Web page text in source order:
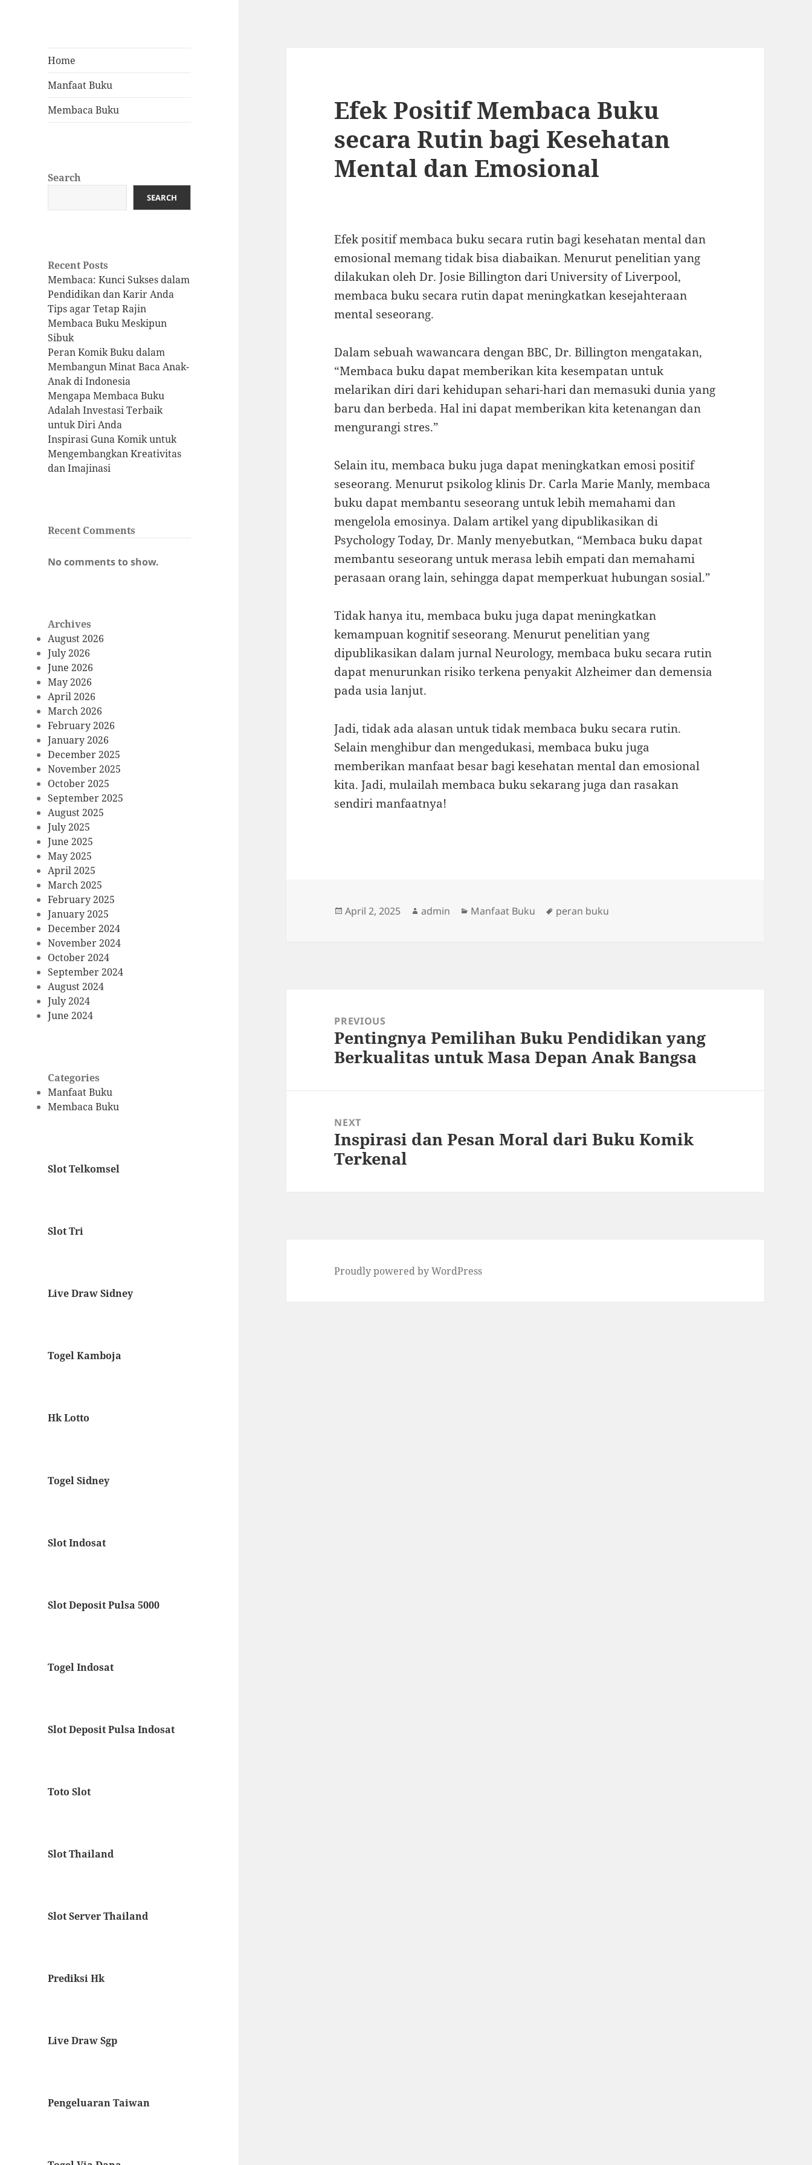
Home
Manfaat Buku
Membaca Buku
Search
SEARCH
Recent Posts
Membaca: Kunci Sukses dalam
Pendidikan dan Karir Anda
Tips agar Tetap Rajin
Membaca Buku Meskipun
Sibuk
Peran Komik Buku dalam
Membangun Minat Baca Anak-
Anak di Indonesia
Mengapa Membaca Buku
Adalah Investasi Terbaik
untuk Diri Anda
Inspirasi Guna Komik untuk
Mengembangkan Kreativitas
dan Imajinasi
Recent Comments
No comments to show.
Archives
August 2026
July 2026
June 2026
May 2026
April 2026
March 2026
February 2026
January 2026
December 2025
November 2025
October 2025
September 2025
August 2025
July 2025
June 2025
May 2025
April 2025
March 2025
February 2025
January 2025
December 2024
November 2024
October 2024
September 2024
August 2024
July 2024
June 2024
Categories
Manfaat Buku
Membaca Buku
Slot Telkomsel
Slot Tri
Live Draw Sidney
Togel Kamboja
Hk Lotto
Togel Sidney
Slot Indosat
Slot Deposit Pulsa 5000
Togel Indosat
Slot Deposit Pulsa Indosat
Toto Slot
Slot Thailand
Slot Server Thailand
Prediksi Hk
Live Draw Sgp
Pengeluaran Taiwan
Efek Positif Membaca Buku
secara Rutin bagi Kesehatan
Mental dan Emosional
Efek positif membaca buku secara rutin bagi kesehatan mental dan
emosional memang tidak bisa diabaikan. Menurut penelitian yang
dilakukan oleh Dr. Josie Billington dari University of Liverpool,
membaca buku secara rutin dapat meningkatkan kesejahteraan
mental seseorang.
Dalam sebuah wawancara dengan BBC, Dr. Billington mengatakan,
“Membaca buku dapat memberikan kita kesempatan untuk
melarikan diri dari kehidupan sehari-hari dan memasuki dunia yang
baru dan berbeda. Hal ini dapat memberikan kita ketenangan dan
mengurangi stres.”
Selain itu, membaca buku juga dapat meningkatkan emosi positif
seseorang. Menurut psikolog klinis Dr. Carla Marie Manly, membaca
buku dapat membantu seseorang untuk lebih memahami dan
mengelola emosinya. Dalam artikel yang dipublikasikan di
Psychology Today, Dr. Manly menyebutkan, “Membaca buku dapat
membantu seseorang untuk merasa lebih empati dan memahami
perasaan orang lain, sehingga dapat memperkuat hubungan sosial.”
Tidak hanya itu, membaca buku juga dapat meningkatkan
kemampuan kognitif seseorang. Menurut penelitian yang
dipublikasikan dalam jurnal Neurology, membaca buku secara rutin
dapat menurunkan risiko terkena penyakit Alzheimer dan demensia
pada usia lanjut.
Jadi, tidak ada alasan untuk tidak membaca buku secara rutin.
Selain menghibur dan mengedukasi, membaca buku juga
memberikan manfaat besar bagi kesehatan mental dan emosional
kita. Jadi, mulailah membaca buku sekarang juga dan rasakan
sendiri manfaatnya!
Posted
April 2, 2025 Author
admin Categories
Manfaat Buku Tags
peran buku
navigationPREVIOUS
Previous
post:
Pentingnya Pemilihan Buku Pendidikan yang
Berkualitas untuk Masa Depan Anak Bangsa
NEXT
Next
post:
Inspirasi dan Pesan Moral dari Buku Komik
Terkenal
Proudly powered by WordPress